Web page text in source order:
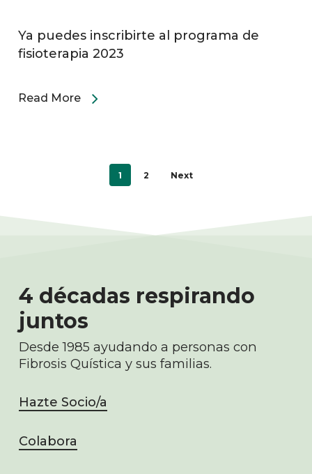
Ya puedes inscribirte al programa de
fisioterapia 2023
Read More
1 2 Next
4 décadas respirando
juntos
Desde 1985 ayudando a personas con
Fibrosis Quística y sus familias.
Hazte Socio/a
Colabora